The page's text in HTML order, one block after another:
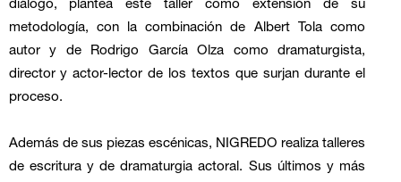
diálogo, plantea este taller como extensión de su
metodología, con la combinación de Albert Tola como
autor y de Rodrigo García Olza como dramaturgista,
director y actor-lector de los textos que surjan durante el
proceso.
Además de sus piezas escénicas, NIGREDO realiza talleres
de escritura y de dramaturgia actoral. Sus últimos y más